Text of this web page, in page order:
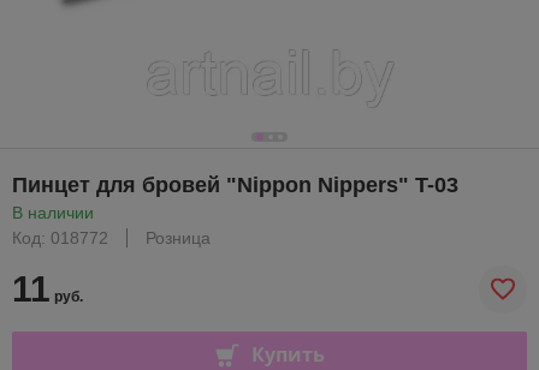
Пинцет для бровей "Nippon Nippers" T-03
В наличии
Код: 018772
Розница
11 руб.
Купить